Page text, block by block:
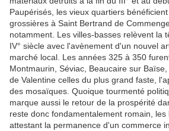
Paupérisés, les vieux quartiers
grossières à Saint Bertrand de
notamment. Les villes-basses relèvent la
IV° siècle avec l'avènement d'un nouvel
marché local. Les années 325 à 350
Montmaurin, Séviac, Beaucaire sur
de Valentine celles du plus grand faste,
des mosaïques. Quoique tourmenté
marque aussi le retour de la prospérité
reste donc fondamentalement romain, les
attestant la permanence d'un commerce